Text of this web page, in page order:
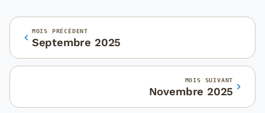
MOIS PRÉCÉDENT
Septembre 2025
MOIS SUIVANT
Novembre 2025